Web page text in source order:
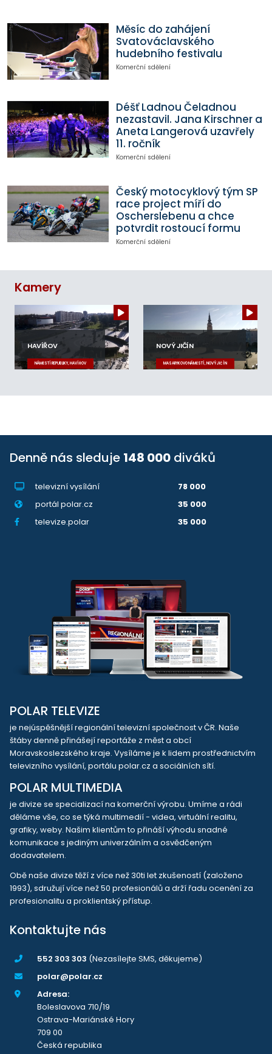
Měsíc do zahájení
Svatováclavského
hudebního festivalu
Komerční sdělení
Déšť Ladnou Čeladnou
nezastavil. Jana Kirschner a
Aneta Langerová uzavřely
11. ročník
Komerční sdělení
Český motocyklový tým SP
race project míří do
Oscherslebenu a chce
potvrdit rostoucí formu
Komerční sdělení
Kamery
HAVÍŘOV
NÁMĚSTÍ REPUBLIKY, HAVÍŘOV
NOVÝ JIČÍN
MASARYKOVO NÁMĚSTÍ, NOVÝ JIČÍN
Denně nás sleduje 148 000 diváků
televizní vysílání
78 000
portál polar.cz
35 000
televize.polar
35 000
POLAR TELEVIZE
je nejúspěšnější regionální televizní společnost v ČR. Naše
štáby denně přinášejí reportáže z měst a obcí
Moravskoslezského kraje. Vysíláme je k lidem prostřednictvím
televizního vysílání, portálu polar.cz a sociálních sítí.
POLAR MULTIMEDIA
je divize se specializací na komerční výrobu. Umíme a rádi
děláme vše, co se týká multimedií - videa, virtuální realitu,
grafiky, weby. Našim klientům to přináší výhodu snadné
komunikace s jediným univerzálním a osvědčeným
dodavatelem.
Obě naše divize těží z více než 30ti let zkušeností (založeno
1993), sdružují více než 50 profesionálů a drží řadu ocenění za
profesionalitu a proklientský přístup.
Kontaktujte nás
552 303 303 (Nezasílejte SMS, děkujeme)
polar@polar.cz
Adresa:
Boleslavova 710/19
Ostrava-Mariánské Hory
709 00
Česká republika